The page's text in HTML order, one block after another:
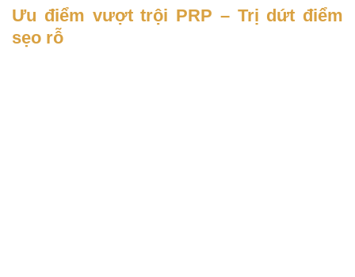
Ưu điểm vượt trội PRP – Trị dứt điểm
sẹo rỗ